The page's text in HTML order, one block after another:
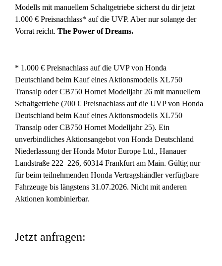
Modells mit manuellem Schaltgetriebe sicherst du dir jetzt
1.000 € Preisnachlass* auf die UVP. Aber nur solange der
Vorrat reicht. The Power of Dreams.
* 1.000 € Preisnachlass auf die UVP von Honda
Deutschland beim Kauf eines Aktionsmodells XL750
Transalp oder CB750 Hornet Modelljahr 26 mit manuellem
Schaltgetriebe (700 € Preisnachlass auf die UVP von Honda
Deutschland beim Kauf eines Aktionsmodells XL750
Transalp oder CB750 Hornet Modelljahr 25). Ein
unverbindliches Aktionsangebot von Honda Deutschland
Niederlassung der Honda Motor Europe Ltd., Hanauer
Landstraße 222–226, 60314 Frankfurt am Main. Gültig nur
für beim teilnehmenden Honda Vertragshändler verfügbare
Fahrzeuge bis längstens 31.07.2026. Nicht mit anderen
Aktionen kombinierbar.
Jetzt anfragen: